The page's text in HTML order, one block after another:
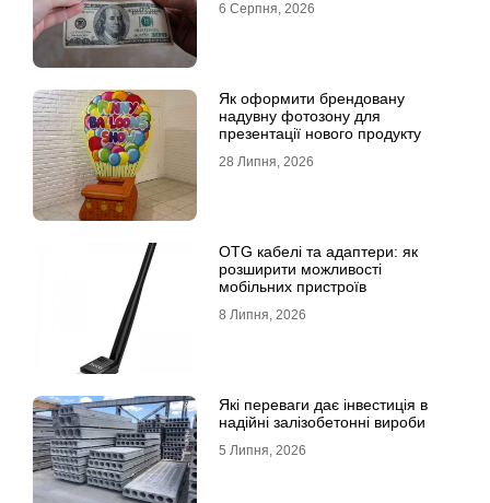
6 Серпня, 2026
Як оформити брендовану
надувну фотозону для
презентації нового продукту
28 Липня, 2026
OTG кабелі та адаптери: як
розширити можливості
мобільних пристроїв
8 Липня, 2026
Які переваги дає інвестиція в
надійні залізобетонні вироби
5 Липня, 2026